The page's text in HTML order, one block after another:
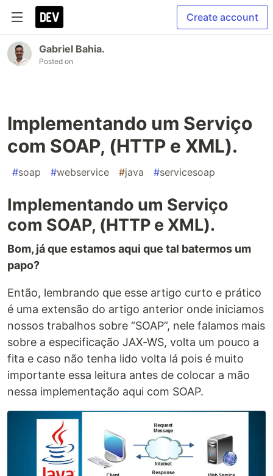
Create account
Gabriel Bahia.
Posted on
Implementando um Serviço
com SOAP, (HTTP e XML).
#soap #webservice #java #servicesoap
Implementando um Serviço
com SOAP, (HTTP e XML).
Bom, já que estamos aqui que tal batermos um
papo?
Então, lembrando que esse artigo curto e prático
é uma extensão do artigo anterior onde iniciamos
nossos trabalhos sobre “SOAP”, nele falamos mais
sobre a especificação JAX-WS, volta um pouco a
fita e caso não tenha lido volta lá pois é muito
importante essa leitura antes de colocar a mão
nessa implementação aqui com SOAP.